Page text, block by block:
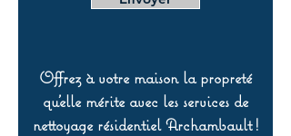
Offrez à votre maison la propreté
qu’elle mérite avec les services de
nettoyage résidentiel Archambault !